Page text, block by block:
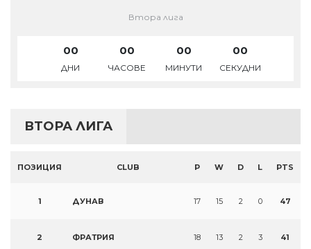
Втора лига
00
ДНИ
00
ЧАСОВЕ
00
МИНУТИ
00
СЕКУДНИ
ВТОРА ЛИГА
ПОЗИЦИЯ CLUB P W D L PTS
1 ДУНАВ 17 15 2 0 47
2 ФРАТРИЯ 18 13 2 3 41